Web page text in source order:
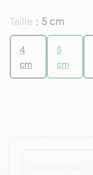
Taille : 5 cm
4
cm
5
cm